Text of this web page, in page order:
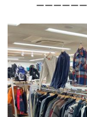
ーーーーー